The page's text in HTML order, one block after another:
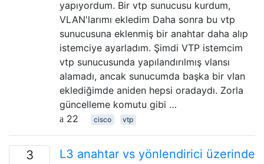
yapıyordum. Bir vtp sunucusu kurdum,
VLAN'larımı ekledim Daha sonra bu vtp
sunucusuna eklenmiş bir anahtar daha alıp
istemciye ayarladım. Şimdi VTP istemcim
vtp sunucusunda yapılandırılmış vlansı
alamadı, ancak sunucumda başka bir vlan
eklediğimde aniden hepsi oradaydı. Zorla
güncelleme komutu gibi …
22
cisco vtp
3
L3 anahtar vs yönlendirici üzerinde